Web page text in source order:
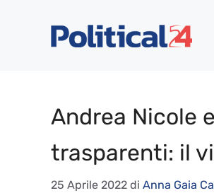
Andrea Nicole
trasparenti: il
25 Aprile 2022 di Anna Gaia